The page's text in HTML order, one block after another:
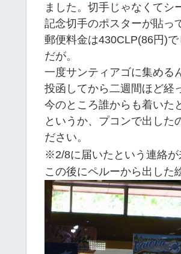
ました。切手じゃなくてシ
記念切手のポスターが貼っ
郵便料金は430CLP(86円)
だが。
一度サンティアゴに集める
投函してから二週間ほど経
今のところ誰からも着いた
というか、プコンで出した
ださい。
※2/8に届いたという連絡が
この後にペルーから出した